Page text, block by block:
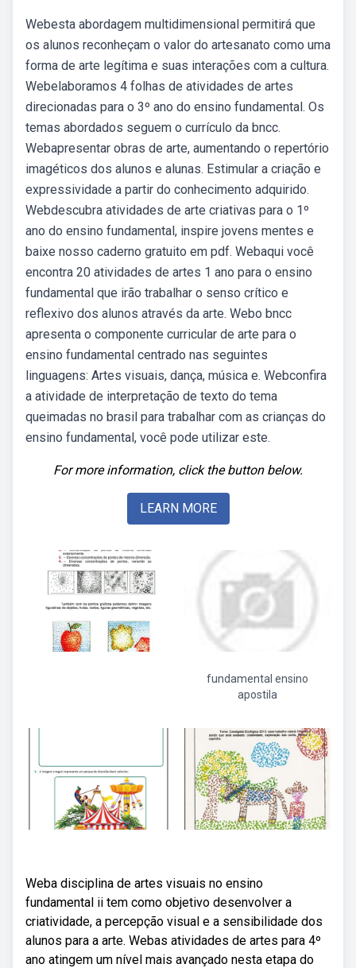
Webesta abordagem multidimensional permitirá que
os alunos reconheçam o valor do artesanato como uma
forma de arte legítima e suas interações com a cultura.
Webelaboramos 4 folhas de atividades de artes
direcionadas para o 3º ano do ensino fundamental. Os
temas abordados seguem o currículo da bncc.
Webapresentar obras de arte, aumentando o repertório
imagéticos dos alunos e alunas. Estimular a criação e
expressividade a partir do conhecimento adquirido.
Webdescubra atividades de arte criativas para o 1º
ano do ensino fundamental, inspire jovens mentes e
baixe nosso caderno gratuito em pdf. Webaqui você
encontra 20 atividades de artes 1 ano para o ensino
fundamental que irão trabalhar o senso crítico e
reflexivo dos alunos através da arte. Webo bncc
apresenta o componente curricular de arte para o
ensino fundamental centrado nas seguintes
linguagens: Artes visuais, dança, música e. Webconfira
a atividade de interpretação de texto do tema
queimadas no brasil para trabalhar com as crianças do
ensino fundamental, você pode utilizar este.
For more information, click the button below.
LEARN MORE
fundamental ensino
apostila
Weba disciplina de artes visuais no ensino
fundamental ii tem como objetivo desenvolver a
criatividade, a percepção visual e a sensibilidade dos
alunos para a arte. Webas atividades de artes para 4º
ano atingem um nível mais avançado nesta etapa do